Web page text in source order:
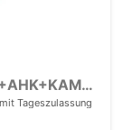
Business LANG 7SITZER+MATRIX+AHK+KAMERA+SHZ+17" ALU
Tageszulassung